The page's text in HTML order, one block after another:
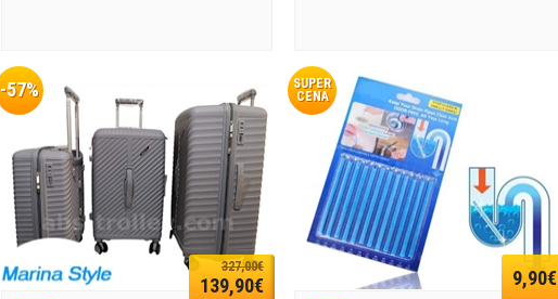
-57%
327,00€
139,90€
SUPER
CENA
9,90€